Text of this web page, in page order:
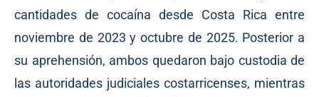
cantidades de cocaína desde Costa Rica entre
noviembre de 2023 y octubre de 2025. Posterior a
su aprehensión, ambos quedaron bajo custodia de
las autoridades judiciales costarricenses, mientras